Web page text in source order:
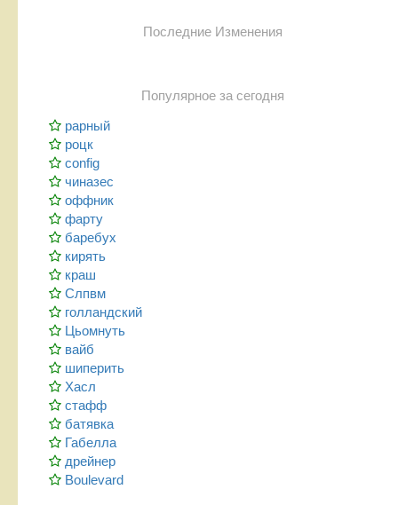
Последние Изменения
Популярное за сегодня
рарный
роцк
config
чиназес
оффник
фарту
баребух
кирять
краш
Слпвм
голландский
Цьомнуть
вайб
шиперить
Хасл
стафф
батявка
Габелла
дрейнер
Boulevard